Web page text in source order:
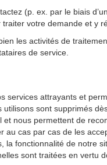
(p. ex. par le biais
votre demande et y
les activités de
de service.
services attrayants et
utilisons sont supprimés
et nous permettent de
au cas par cas de les
la fonctionnalité de notre
sont traitées en vertu